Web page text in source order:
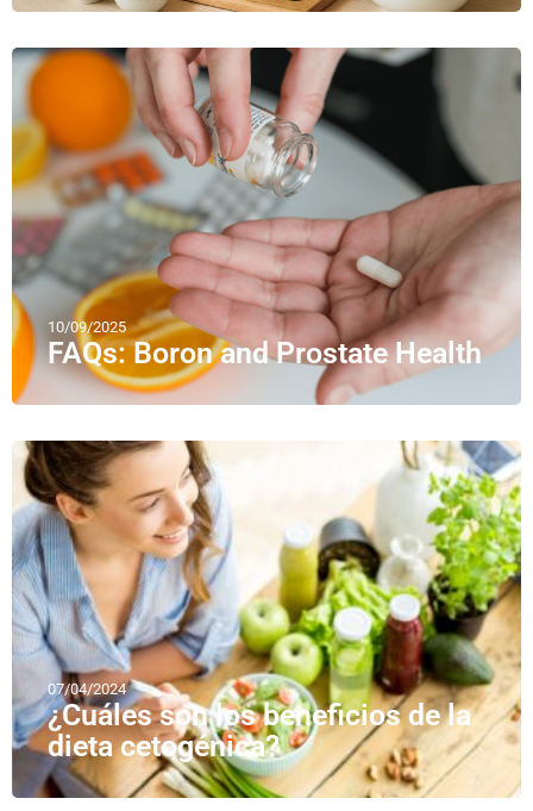
10/09/2025
FAQs: Boron and Prostate Health
07/04/2024
¿Cuáles son los beneficios de la
dieta cetogénica?